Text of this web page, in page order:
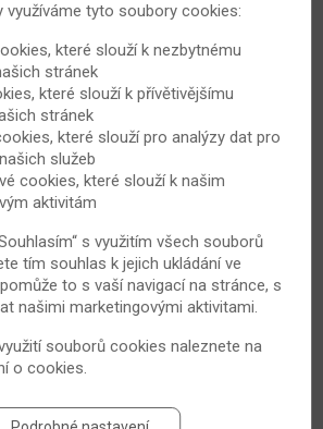
měli cvičit každý den, večer i
neboli Bechtěrevova nemoc je
onemocnění, které sice nelze
Vzhledem k povaze onemocnění,
k zánětlivému postižení až tuhnutí
kloubních spojení, je kromě
cvičení. Jaké konkrétně a jak
aktivity jsou pro pacienty
Špiritović, Ph.D., fyzioterapeutka z
využíváme tyto soubory cookies:
které slouží k nezbytnému
stránek
které slouží k přívětivějšímu
stránek
které slouží pro analýzy dat pro
služeb
cookies, které slouží k našim
aktivitám
s využitím všech souborů
tím souhlas k jejich ukládání ve
to s vaší navigací na stránce, s
našimi marketingovými aktivitami.
souborů cookies naleznete na
o cookies.